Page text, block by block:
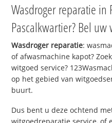
Wasdroger reparatie in
Pascalkwartier? Bel
Wasdroger reparatie:
of afwasmachine kapot?
witgoed service?
op het gebied van
buurt.
Dus bent u deze ochtend